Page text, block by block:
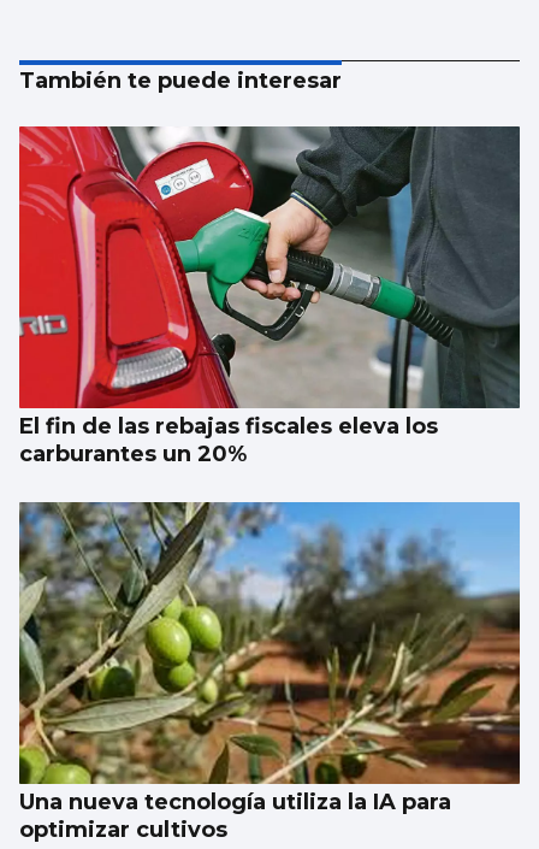
También te puede interesar
El fin de las rebajas fiscales eleva los
carburantes un 20%
Una nueva tecnología utiliza la IA para
optimizar cultivos